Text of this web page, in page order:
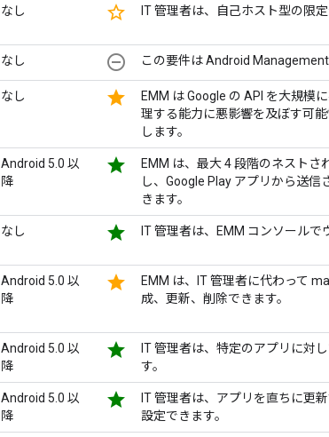
なし star_border IT 管理者は、自己ホスト型の限
なし remove_circle_outline この要件は Android Management
なし star
EMM は Google の API を大規模
理する能力に悪影響を及ぼす可
します。
Android 5.0 以
降
star
EMM は、最大 4 段階のネスト
し、Google Play アプリから送
きます。
なし star IT 管理者は、EMM コンソールで
Android 5.0 以
降
star
EMM は、IT 管理者に代わって
成、更新、削除できます。
Android 5.0 以
降
star
IT 管理者は、特定のアプリに対
す。
Android 5.0 以
降
star
IT 管理者は、アプリを直ちに更
設定できます。